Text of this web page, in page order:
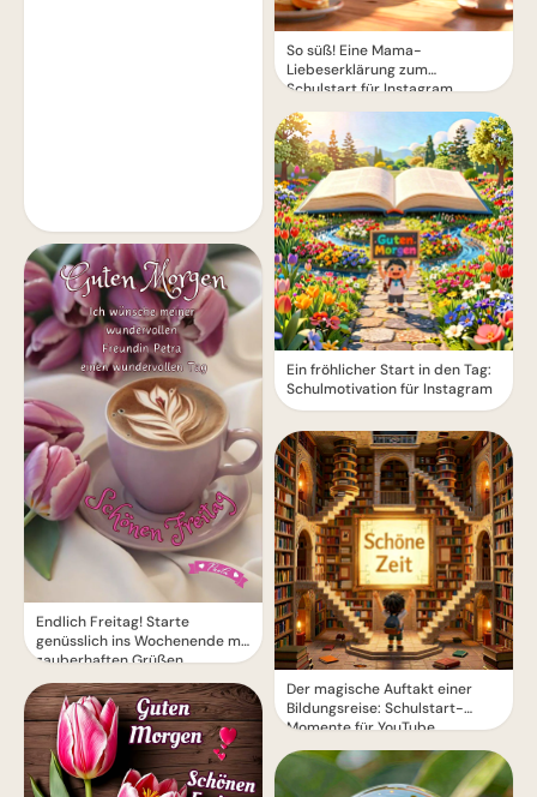
Endlich Freitag! Starte
genüsslich ins Wochenende mit
zauberhaften Grüßen
So süß! Eine Mama-
Liebeserklärung zum
Schulstart für Instagram
Ein fröhlicher Start in den Tag:
Schulmotivation für Instagram
Der magische Auftakt einer
Bildungsreise: Schulstart-
Momente für YouTube